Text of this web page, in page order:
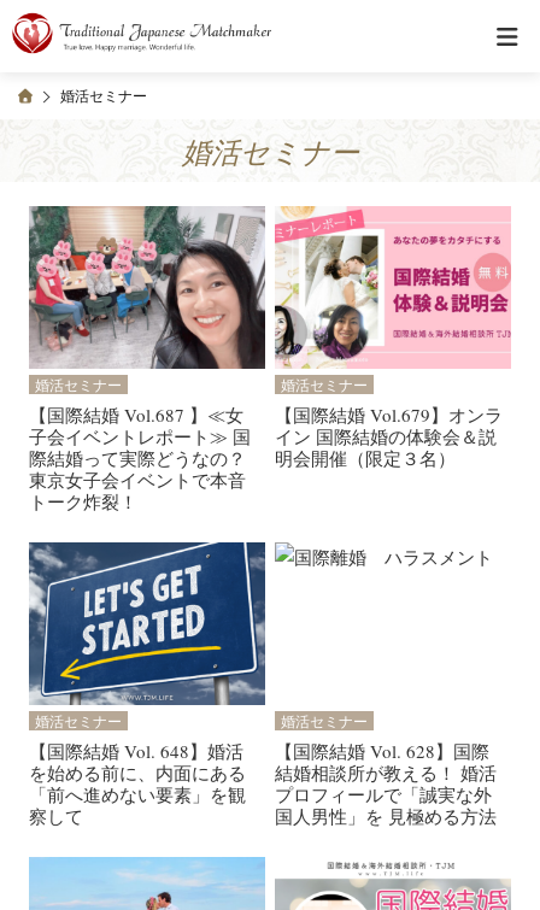
婚活セミナー
婚活セミナー
婚活セミナー
【国際結婚 Vol.687 】≪女
子会イベントレポート≫ 国
際結婚って実際どうなの？
東京女子会イベントで本音
トーク炸裂！
婚活セミナー
【国際結婚 Vol.679】オンラ
イン 国際結婚の体験会＆説
明会開催（限定３名）
婚活セミナー
【国際結婚 Vol. 648】婚活
を始める前に、内面にある
「前へ進めない要素」を観
察して
婚活セミナー
【国際結婚 Vol. 628】国際
結婚相談所が教える！ 婚活
プロフィールで「誠実な外
国人男性」を 見極める方法